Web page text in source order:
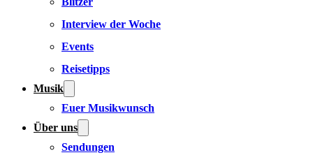
Interview der Woche
Events
Reisetipps
Musik
Euer Musikwunsch
Über uns
Sendungen